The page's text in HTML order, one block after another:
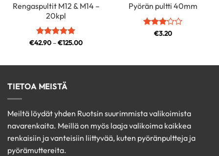
Rengaspultit M12 & M14 –
20kpl
Arvostelu
€42.90 –€125.00Hintaluokka:
Pyörän pultti 40mm
Arvostelu
€3.20
TIETOA MEISTÄ
Meiltä löydät yhden Ruotsin suurimmista valikoimista
navarenkaita. Meillä on myös laaja valikoima kaikkea
renkaisiin ja vanteisiin liittyvää, kuten pyöränpultteja ja
pyörämuttereita.